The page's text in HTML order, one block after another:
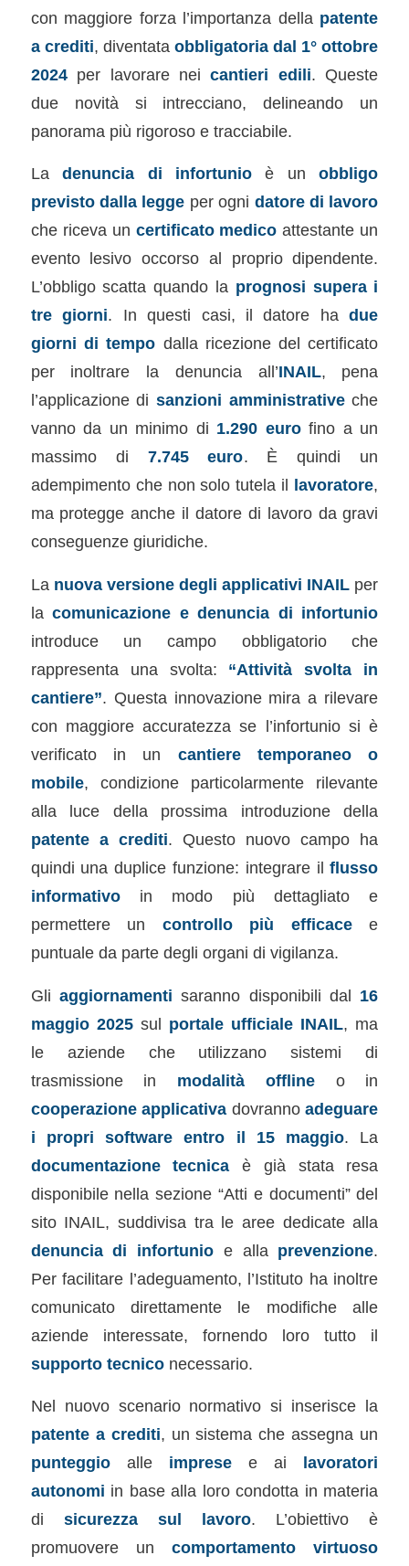
con maggiore forza l’importanza della patente
a crediti, diventata obbligatoria dal 1° ottobre
2024per lavorare neicantieri edili. Queste
due novità si intrecciano, delineando un
panorama più rigoroso e tracciabile.
Ladenuncia di infortunio è unobbligo
previsto dalla legge per ogni datore di lavoro
che riceva un certificato medico attestante un
evento lesivo occorso al proprio dipendente.
L’obbligo scatta quando la prognosi supera i
tre giorni. In questi casi, il datore hadue
giorni di tempo dalla ricezione del certificato
per inoltrare la denuncia all’INAIL, pena
l’applicazione di sanzioni amministrativeche
vanno da un minimo di 1.290 eurofino a un
massimo di 7.745 euro. È quindi un
adempimento che non solo tutela il lavoratore,
ma protegge anche il datore di lavoro da gravi
conseguenze giuridiche.
La nuova versione degli applicativi INAIL per
lacomunicazione e denuncia di infortunio
introduce un campo obbligatorio che
rappresenta una svolta: “Attività svolta in
cantiere”. Questa innovazione mira a rilevare
con maggiore accuratezza se l’infortunio si è
verificato in un cantiere temporaneo o
mobile, condizione particolarmente rilevante
alla luce della prossima introduzione della
patente a crediti. Questo nuovo campo ha
quindi una duplice funzione: integrare ilflusso
informativoin modo più dettagliato e
permettere un controllo più efficacee
puntuale da parte degli organi di vigilanza.
Gli aggiornamenti saranno disponibili dal 16
maggio 2025sul portale ufficiale INAIL, ma
le aziende che utilizzano sistemi di
trasmissione in modalità offlineo in
cooperazione applicativa dovrannoadeguare
i propri software entro il 15 maggio. La
documentazione tecnica è già stata resa
disponibile nella sezione “Atti e documenti” del
sito INAIL, suddivisa tra le aree dedicate alla
denuncia di infortunio e alla prevenzione.
Per facilitare l’adeguamento, l’Istituto ha inoltre
comunicato direttamente le modifiche alle
aziende interessate, fornendo loro tutto il
supporto tecniconecessario.
Nel nuovo scenario normativo si inserisce la
patente a crediti, un sistema che assegna un
punteggioalle impresee ai lavoratori
autonomi in base alla loro condotta in materia
di sicurezza sul lavoro. L’obiettivo è
promuovere uncomportamento virtuoso